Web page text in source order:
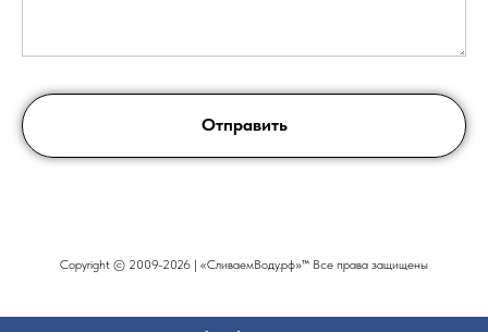
Отправить
Copyright © 2009-2026 | «СливаемВоду.рф»™ Все права защищены